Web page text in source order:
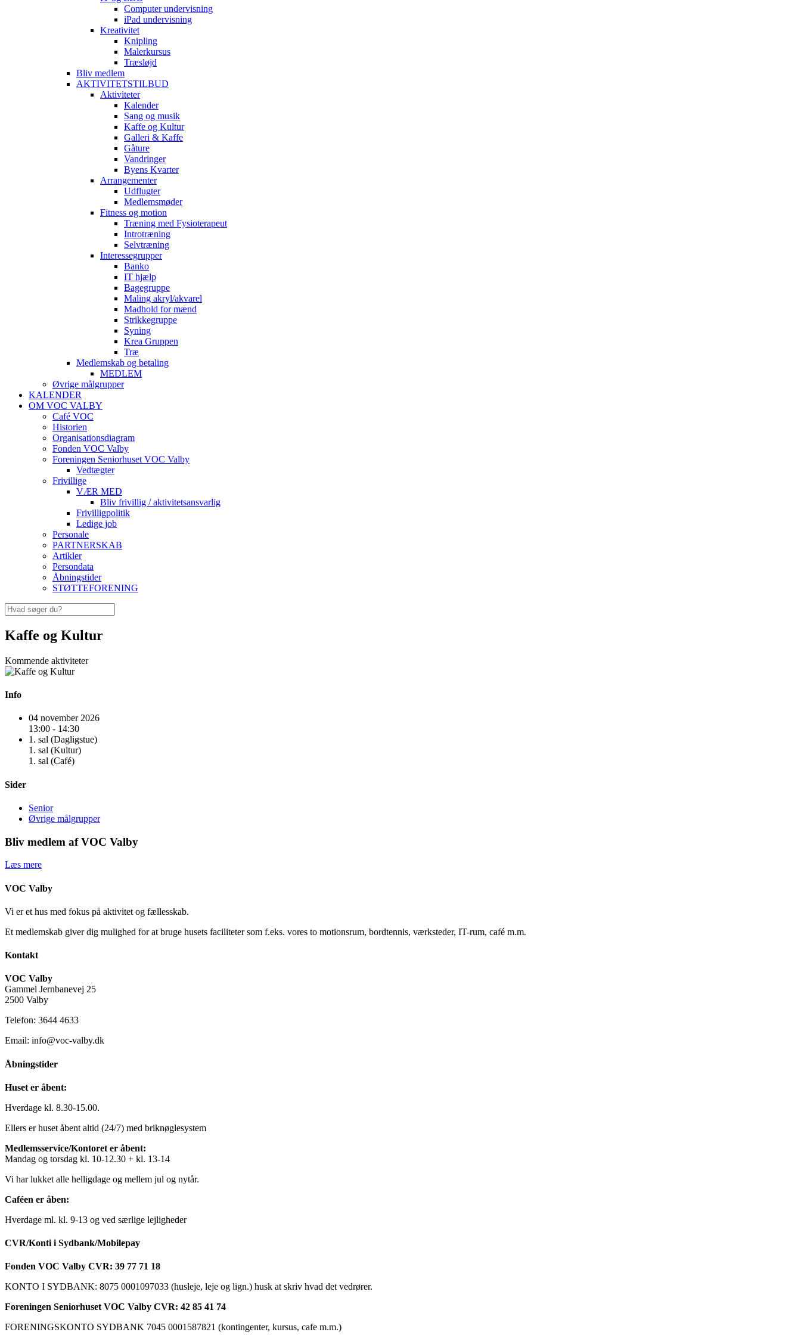
Computer undervisning
iPad undervisning
Kreativitet
Knipling
Malerkursus
Træsløjd
Bliv medlem
AKTIVITETSTILBUD
Aktiviteter
Kalender
Sang og musik
Kaffe og Kultur
Galleri & Kaffe
Gåture
Vandringer
Byens Kvarter
Arrangementer
Udflugter
Medlemsmøder
Fitness og motion
Træning med Fysioterapeut
Introtræning
Selvtræning
Interessegrupper
Banko
IT hjælp
Bagegruppe
Maling akryl/akvarel
Madhold for mænd
Strikkegruppe
Syning
Krea Gruppen
Træ
Medlemskab og betaling
MEDLEM
Øvrige målgrupper
KALENDER
OM VOC VALBY
Café VOC
Historien
Organisationsdiagram
Fonden VOC Valby
Foreningen Seniorhuset VOC Valby
Vedtægter
Frivillige
VÆR MED
Bliv frivillig / aktivitetsansvarlig
Frivilligpolitik
Ledige job
Personale
PARTNERSKAB
Artikler
Persondata
Åbningstider
STØTTEFORENING
Kaffe og Kultur
Kommende aktiviteter
Info
04 november 2026
13:00 - 14:30
1. sal (Dagligstue)
1. sal (Kultur)
1. sal (Café)
Sider
Senior
Øvrige målgrupper
Bliv medlem af VOC Valby
Læs mere
VOC Valby
Vi er et hus med fokus på aktivitet og fællesskab.
Et medlemskab giver dig mulighed for at bruge husets faciliteter som f.eks. vores to motionsrum, bordtennis, værksteder, IT-rum, café m.m.
Kontakt
VOC Valby
Gammel Jernbanevej 25
2500 Valby
Telefon: 3644 4633
Email: info@voc-valby.dk
Åbningstider
Huset er åbent:
Hverdage kl. 8.30-15.00.
Ellers er huset åbent altid (24/7) med briknøglesystem
Medlemsservice/Kontoret er åbent:
Mandag og torsdag kl. 10-12.30 + kl. 13-14
Vi har lukket alle helligdage og mellem jul og nytår.
Caféen er åben:
Hverdage ml. kl. 9-13 og ved særlige lejligheder
CVR/Konti i Sydbank/Mobilepay
Fonden VOC Valby CVR: 39 77 71 18
KONTO I SYDBANK: 8075 0001097033 (husleje, leje og lign.) husk at skriv hvad det vedrører.
Foreningen Seniorhuset VOC Valby CVR: 42 85 41 74
FORENINGSKONTO SYDBANK 7045 0001587821 (kontingenter, kursus, cafe m.m.)